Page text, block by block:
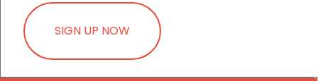
SIGN UP NOW